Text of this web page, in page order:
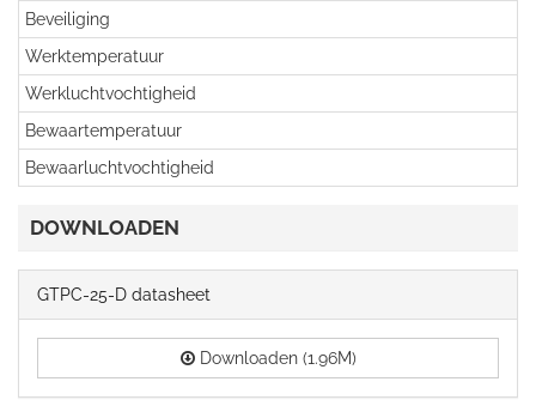
Beveiliging
Werktemperatuur
Werkluchtvochtigheid
Bewaartemperatuur
Bewaarluchtvochtigheid
DOWNLOADEN
GTPC-25-D datasheet
Downloaden (1.96M)